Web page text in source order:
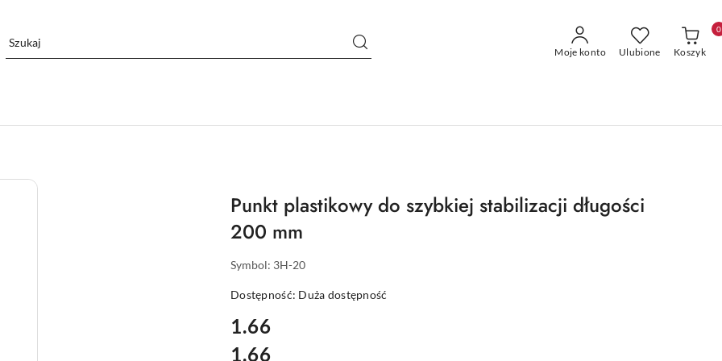
Moje konto Ulubione Koszyk
0
Punkt plastikowy do szybkiej stabilizacji długości
200 mm
Symbol: 3H-20
Dostępność: Duża dostępność
cena:
1.66
Cena:
1.66